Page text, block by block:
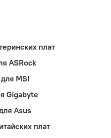
плат
ASRock
MSI
Gigabyte
Asus
плат